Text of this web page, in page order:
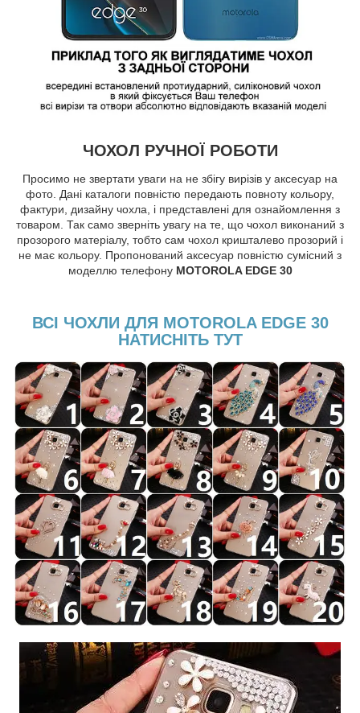
ЧОХОЛ РУЧНОЇ РОБОТИ
Просимо не звертати уваги на не збігу вирізів у аксесуар на
фото. Дані каталоги повністю передають повноту кольору,
фактури, дизайну чохла, і представлені для ознайомлення з
товаром. Так само зверніть увагу на те, що чохол виконаний з
прозорого матеріалу, тобто сам чохол кришталево прозорий і
не має кольору. Пропонований аксесуар повністю сумісний з
моделлю телефону MOTOROLA EDGE 30
ВСІ ЧОХЛИ ДЛЯ MOTOROLA EDGE 30
НАТИСНІТЬ ТУТ